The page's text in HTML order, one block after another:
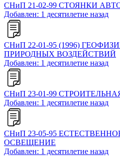
СНиП 21-02-99 СТОЯНКИ
Добавлен: 1 десятилетие назад
СНиП 22-01-95 (1996)
ПРИРОДНЫХ ВОЗДЕЙСТВИЙ
Добавлен: 1 десятилетие назад
СНиП 23-01-99
Добавлен: 1 десятилетие назад
СНиП 23-05-95
ОСВЕЩЕНИЕ
Добавлен: 1 десятилетие назад